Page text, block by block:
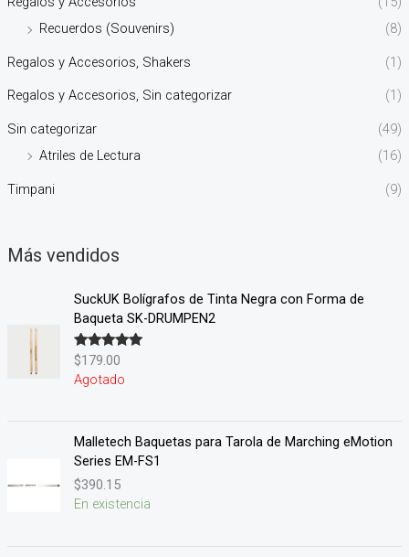
Recuerdos (Souvenirs)
(8)
Regalos y Accesorios, Shakers (1)
Regalos y Accesorios, Sin categorizar (1)
Sin categorizar
(49)
Atriles de Lectura
(16)
Timpani (9)
Más vendidos
SuckUK Bolígrafos de Tinta Negra con Forma de
Baqueta SK-DRUMPEN2
Valorado en
5.00 de 5
$179.00
Agotado
Malletech Baquetas para Tarola de Marching eMotion
Series EM-FS1
$390.15
En existencia